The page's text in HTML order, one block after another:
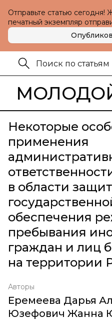
Отправьте статью сегодня!
печатный экземпляр
Некоторые
применения
в области
обеспечения
пребывания
граждан и лиц
на территории
Авторы
Еремеева Дарья
Юзефович Жанна